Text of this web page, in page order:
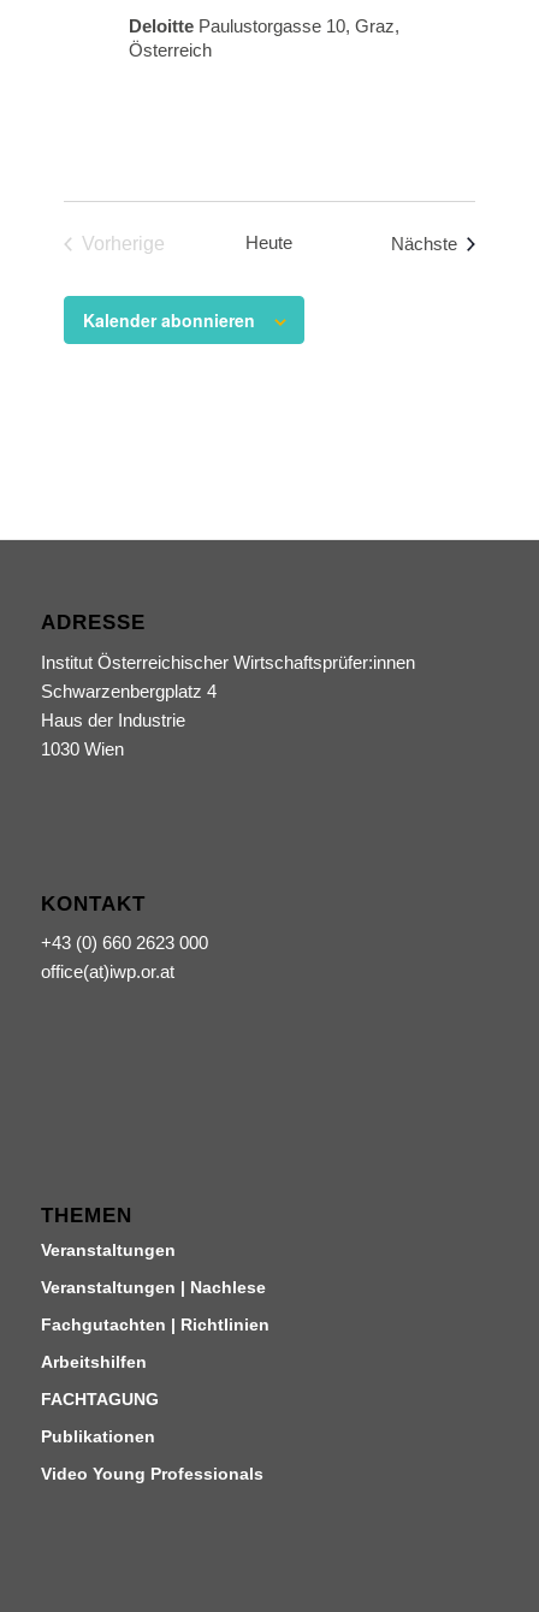
Deloitte Paulustorgasse 10, Graz,
Österreich
Vorherige
Heute Nächste
Kalender abonnieren
ADRESSE
Institut Österreichischer Wirtschaftsprüfer:innen
Schwarzenbergplatz 4
Haus der Industrie
1030 Wien
KONTAKT
+43 (0) 660 2623 000
office(at)iwp.or.at
THEMEN
Veranstaltungen
Veranstaltungen | Nachlese
Fachgutachten | Richtlinien
Arbeitshilfen
FACHTAGUNG
Publikationen
Video Young Professionals